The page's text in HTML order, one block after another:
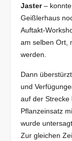
Jaster– konnte
Geißlerhaus
Auftakt-
am selben Ort,
werden.
Dann
und
auf der Strecke
Pflanzeinsatz
wurde
Zur gleichen